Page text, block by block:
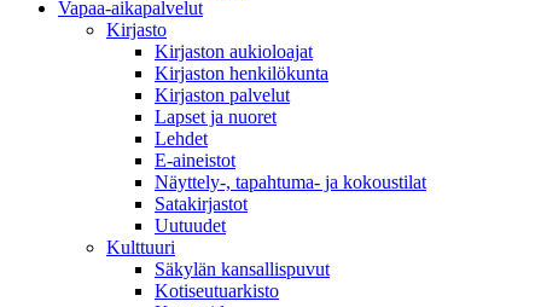
Vapaa-aika­palvelut
Kirjasto
Kirjaston aukioloajat
Kirjaston henkilökunta
Kirjaston palvelut
Lapset ja nuoret
Lehdet
E-aineistot
Näyttely-, tapahtuma- ja kokoustilat
Satakirjastot
Uutuudet
Kulttuuri
Säkylän kansallispuvut
Kotiseutuarkisto